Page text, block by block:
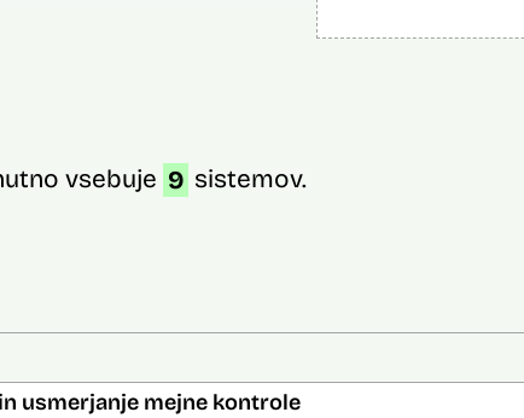
vsebuje 9 sistemov.
usmerjanje mejne kontrole